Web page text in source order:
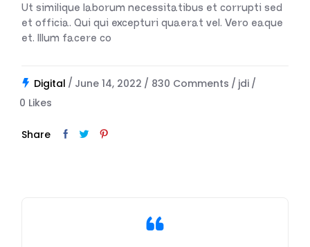
Ut similique laborum necessitatibus et corrupti sed
et officia. Qui qui excepturi quaerat vel. Vero eaque
et. Illum facere co
Digital June 14, 2022 830 Comments
jdi
0 Likes
Share